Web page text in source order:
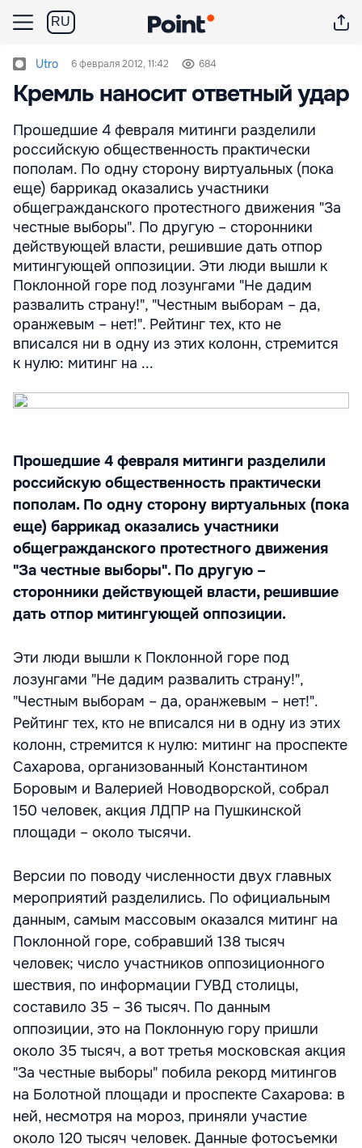
RU
Utro 6 февраля 2012, 11:42 684
Кремль наносит ответный удар
Прошедшие 4 февраля митинги разделили
российскую общественность практически
пополам. По одну сторону виртуальных (пока
еще) баррикад оказались участники
общегражданского протестного движения "За
честные выборы". По другую – сторонники
действующей власти, решившие дать отпор
митингующей оппозиции. Эти люди вышли к
Поклонной горе под лозунгами "Не дадим
развалить страну!", "Честным выборам – да,
оранжевым – нет!". Рейтинг тех, кто не
вписался ни в одну из этих колонн, стремится
к нулю: митинг на ...
Прошедшие 4 февраля митинги разделили
российскую общественность практически
пополам. По одну сторону виртуальных (пока
еще) баррикад оказались участники
общегражданского протестного движения
"За честные выборы". По другую –
сторонники действующей власти, решившие
дать отпор митингующей оппозиции.
Эти люди вышли к Поклонной горе под
лозунгами "Не дадим развалить страну!",
"Честным выборам – да, оранжевым – нет!".
Рейтинг тех, кто не вписался ни в одну из этих
колонн, стремится к нулю: митинг на проспекте
Сахарова, организованный Константином
Боровым и Валерией Новодворской, собрал
150 человек, акция ЛДПР на Пушкинской
площади – около тысячи.
Версии по поводу численности двух главных
мероприятий разделились. По официальным
данным, самым массовым оказался митинг на
Поклонной горе, собравший 138 тысяч
человек; число участников оппозиционного
шествия, по информации ГУВД столицы,
составило 35 – 36 тысяч. По данным
оппозиции, это на Поклонную гору пришли
около 35 тысяч, а вот третья московская акция
"За честные выборы" побила рекорд митингов
на Болотной площади и проспекте Сахарова: в
ней, несмотря на мороз, приняли участие
около 120 тысяч человек. Данные фотосъемки